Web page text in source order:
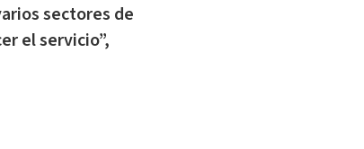
sectores de
el servicio”,